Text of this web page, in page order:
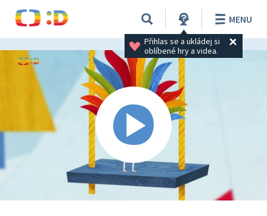
Přihlas se a ukládej si
oblíbené hry a videa.
MENU